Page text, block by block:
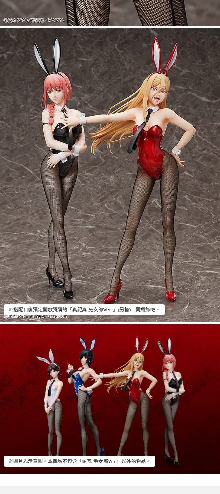
※搭配日後預定開放預購的「真紀真 兔女郎Ver. 」(另售)一同擺飾吧。
※圖片為示意圖。本商品不包含「帕瓦 兔女郎Ver.」以外的物品。